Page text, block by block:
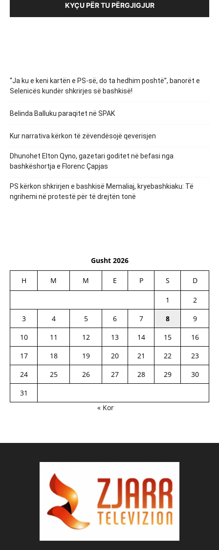
KYÇU PËR TU PËRGJIGJUR
“Ja ku e keni kartën e PS-së, do ta hedhim poshtë”, banorët e
Selenicës kundër shkrirjes së bashkisë!
Belinda Balluku paraqitet në SPAK
Kur narrativa kërkon të zëvendësojë qeverisjen
Dhunohet Elton Qyno, gazetari goditet në befasi nga
bashkëshortja e Florenc Çapjas
PS kërkon shkrirjen e bashkisë Memaliaj, kryebashkiaku: Të
ngrihemi në protestë për të drejtën tonë
Gusht 2026
H M M E P S D
1
2
3
4 5 6 7 8
9
10
11 12 13 14 15
16
17
18 19 20 21 22
23
24
25 26 27 28 29
30
31
« Kor